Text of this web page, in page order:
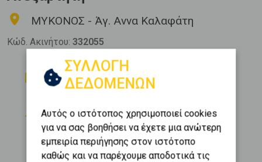
ΜΥΚΟΝΟΣ - Άγ. Αννα Καλαφάτη
Κώδ. Ακινήτου: 332055
Δωμάτια
2
1
0 (Ισόγειο)
1
Εμβαδόν
70 m
Κατασκευή
2005
ΣΥΛΛΟΓΗ
ΔΕΔΟΜΕΝΩΝ
Αυτός ο ιστότοπος χρησιμοποιεί cookies
για να σας βοηθήσει να έχετε μια ανώτερη
εμπειρία περιήγησης στον ιστότοπο
καθώς και να παρέχουμε αποδοτικά τις